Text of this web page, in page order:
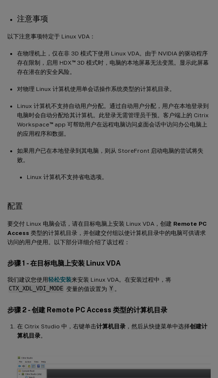
注意事项
以下注意事项特定于 Linux VDA：
在物理机上，仅在非 3D 模式下使用 Linux VDA。由于 NVIDIA 的驱动程序
存在限制，启用 HDX ™3D 模式时，电脑的本地屏幕无法变黑。显示此屏幕
存在潜在的安全风险。
对物理 Linux 计算机使用单会话操作系统类型的计算机目录。
Linux 计算机不支持自动用户分配。通过自动用户分配，用户在本地登录到
电脑时会自动分配给其计算机。此登录无需管理员干预。客户端上的 Citrix
Workspace™app 可帮助用户在远程电脑访问桌面会话中访问办公电脑上
的应用程序和数据。
如果用户已在本地登录到其电脑，则从 StoreFront 启动电脑的尝试将失
败。
Linux 计算机不支持省电选项。
配置
要交付 Linux 电脑会话，请在目标电脑上安装 Linux VDA，创建 Remote PC
Access 类型的计算机目录，并创建交付组以使计算机目录中的电脑可供请求
访问的用户使用。以下部分详细介绍了该过程：
步骤 1 - 在目标电脑上安装 Linux VDA
我们建议您使用轻松安装来安装 Linux VDA。在安装过程中，将
CTX_XDL_VDI_MODE 变量的值设置为 Y 。
步骤 2 - 创建 Remote PC Access 类型的计算机目录
在 Citrix Studio 中，右键单击计算机目录 ，然后从快捷菜单中选择创建计
算机目录。